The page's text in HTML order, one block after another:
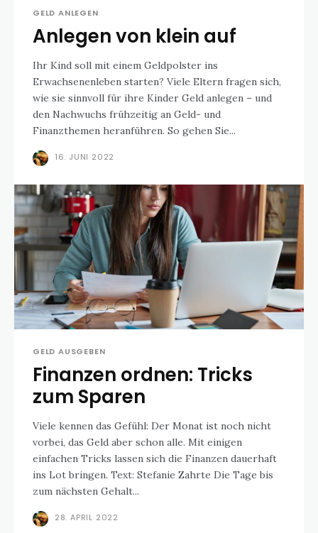
GELD ANLEGEN
Anlegen von klein auf
Ihr Kind soll mit einem Geldpolster ins
Erwachsenenleben starten? Viele Eltern fragen sich,
wie sie sinnvoll für ihre Kinder Geld anlegen – und
den Nachwuchs frühzeitig an Geld- und
Finanzthemen heranführen. So gehen Sie...
16. JUNI 2022
GELD AUSGEBEN
Finanzen ordnen: Tricks
zum Sparen
Viele kennen das Gefühl: Der Monat ist noch nicht
vorbei, das Geld aber schon alle. Mit einigen
einfachen Tricks lassen sich die Finanzen dauerhaft
ins Lot bringen. Text: Stefanie Zahrte Die Tage bis
zum nächsten Gehalt...
28. APRIL 2022